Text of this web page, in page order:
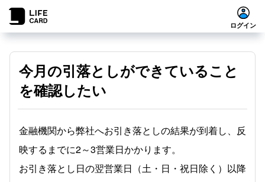
ログイン
今月の引落としができていること
を確認したい
金融機関から弊社へお引き落としの結果が到着し、反
映するまでに2～3営業日かかります。
お引き落とし日の翌営業日（土・日・祝日除く）以降